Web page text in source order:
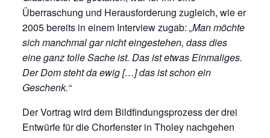
Überraschung und Herausforderung zugleich, wie er
2005 bereits in einem Interview zugab: „Man möchte
sich manchmal gar nicht eingestehen, dass dies
eine ganz tolle Sache ist. Das ist etwas Einmaliges.
Der Dom steht da ewig […] das ist schon ein
Geschenk.“
Der Vortrag wird dem Bildfindungsprozess der drei
Entwürfe für die Chorfenster in Tholey nachgehen